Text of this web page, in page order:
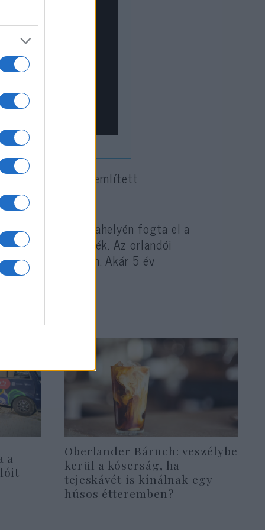
imaházat is említett
Az FBI a munkahelyén fogta el a
vizsgálatra vitték. Az orlandói
kerüljön. Akár 5 év
a
Oberlander Báruch: veszélybe
kerül a kóserság, ha
tejeskávét is kínálnak egy
húsos étteremben?